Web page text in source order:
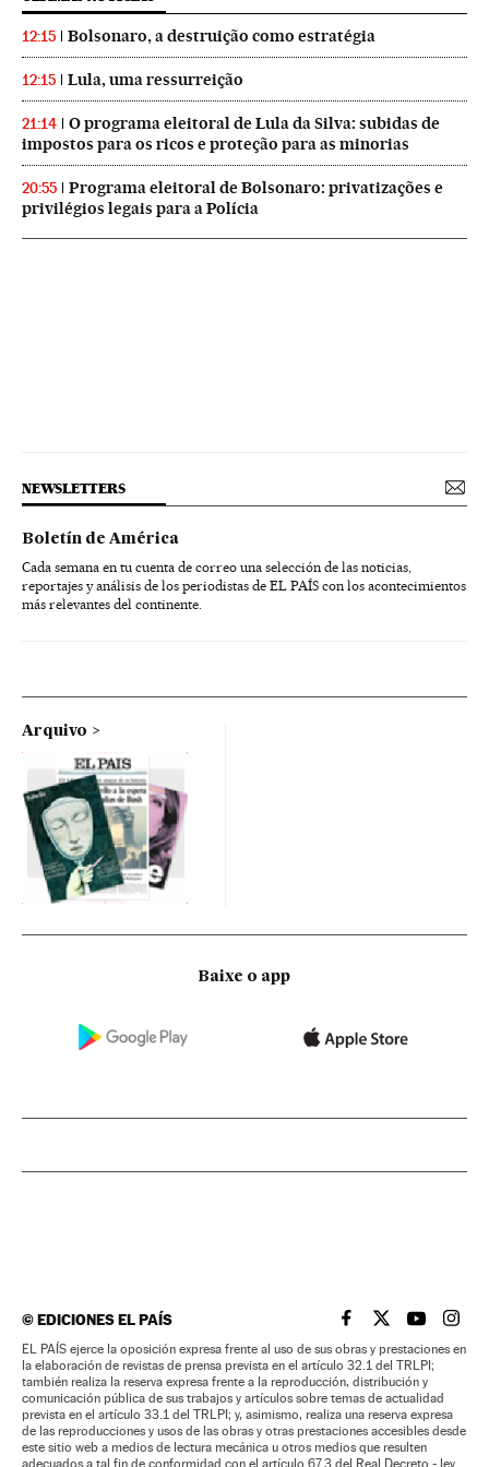
12:15 Bolsonaro, a destruição como estratégia
12:15 Lula, uma ressurreição
21:14
O programa eleitoral de Lula da Silva: subidas de
impostos para os ricos e proteção para as minorias
20:55
Programa eleitoral de Bolsonaro: privatizações e
privilégios legais para a Polícia
NEWSLETTERS
Boletín de América
Cada semana en tu cuenta de correo una selección de las noticias,
reportajes y análisis de los periodistas de EL PAÍS con los acontecimientos
más relevantes del continente.
Arquivo
Baixe o app
©EDICIONES EL PAÍS EL PAÍS BRASIL EN
EL PAÍSEL PAÍS
EL
EL PAÍS ejerce la oposición expresa frente al uso de sus obras y prestaciones en
la elaboración de revistas de prensa prevista en el artículo 32.1 del TRLPI;
también realiza la reserva expresa frente a la reproducción, distribución y
comunicación pública de sus trabajos y artículos sobre temas de actualidad
prevista en el artículo 33.1 del TRLPI; y, asimismo, realiza una reserva expresa
de las reproducciones y usos de las obras y otras prestaciones accesibles desde
este sitio web a medios de lectura mecánica u otros medios que resulten
adecuados a tal fin de conformidad con el artículo 67.3 del Real Decreto - ley